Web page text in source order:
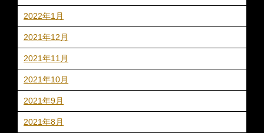
2022年1月
2021年12月
2021年11月
2021年10月
2021年9月
2021年8月